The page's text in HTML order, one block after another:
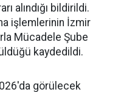
alındığı bildirildi.
işlemlerinin İzmir
Mücadele Şube
kaydedildi.
görülecek